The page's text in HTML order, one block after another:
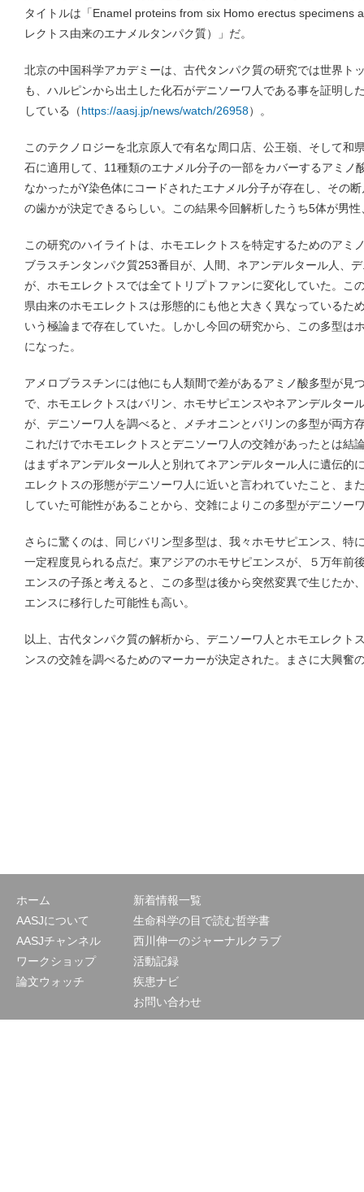
タイトルは「Enamel proteins from six Homo erectus specimens
レクトス由来のエナメルタンパク質）」だ。
北京の中国科学アカデミーは、古代タンパク質の研究では世界ト
も、ハルピンから出土した化石がデニソーワ人である事を証明し
している（https://aasj.jp/news/watch/26958）。
このテクノロジーを北京原人で有名な周口店、公王嶺、そして和
石に適用して、11種類のエナメル分子の一部をカバーするアミノ
なかったがY染色体にコードされたエナメル分子が存在し、その
の歯かが決定できるらしい。この結果今回解析したうち5体が男
この研究のハイライトは、ホモエレクトスを特定するためのアミ
ブラスチンタンパク質253番目が、人間、ネアンデルタール人、
が、ホモエレクトスでは全てトリプトファンに変化していた。こ
県由来のホモエレクトスは形態的にも他と大きく異なっているた
いう極論まで存在していた。しかし今回の研究から、この多型は
になった。
アメロブラスチンには他にも人類間で差があるアミノ酸多型が見
で、ホモエレクトスはバリン、ホモサピエンスやネアンデルター
が、デニソーワ人を調べると、メチオニンとバリンの多型が両方
これだけでホモエレクトスとデニソーワ人の交雑があったとは結
はまずネアンデルタール人と別れてネアンデルタール人に遺伝的
エレクトスの形態がデニソーワ人に近いと言われていたこと、ま
していた可能性があることから、交雑によりこの多型がデニソー
さらに驚くのは、同じバリン型多型は、我々ホモサピエンス、特
一定程度見られる点だ。東アジアのホモサピエンスが、５万年前
エンスの子孫と考えると、この多型は後から突然変異で生じたか
エンスに移行した可能性も高い。
以上、古代タンパク質の解析から、デニソーワ人とホモエレクト
ンスの交雑を調べるためのマーカーが決定された。まさに大興奮
ホーム
AASJについて
AASJチャンネル
ワークショップ
論文ウォッチ
新着情報一覧
生命科学の目で読む哲学書
西川伸一のジャーナルクラブ
活動記録
疾患ナビ
お問い合わせ